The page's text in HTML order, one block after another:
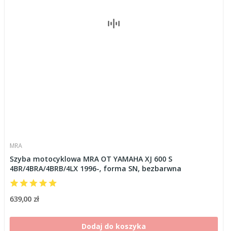
MRA
Szyba motocyklowa MRA OT YAMAHA XJ 600 S
4BR/4BRA/4BRB/4LX 1996-, forma SN, bezbarwna
639,00 zł
Dodaj do koszyka